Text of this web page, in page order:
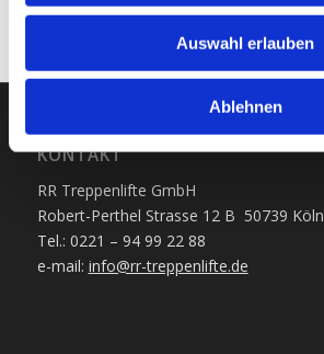
Auswahl erlauben
Ablehnen
KONTAKT
RR Treppenlifte GmbH
Robert-Perthel Strasse 12 B 50739 Köln
Tel.: 0221 – 94 99 22 88
e-mail: info@rr-treppenlifte.de